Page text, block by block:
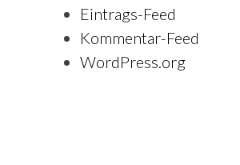
Eintrags-Feed
Kommentar-Feed
WordPress.org